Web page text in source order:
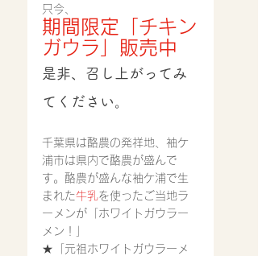
只今、
期間限定「チキン
ガウラ」販売中
是非、召し上がってみ
てください。
千葉県は酪農の発祥地、袖ケ
浦市は県内で酪農が盛んで
す。酪農が盛んな袖ケ浦で生
まれた牛乳を使ったご当地ラ
ーメンが「ホワイトガウラー
メン！」
★「元祖ホワイトガウラーメ